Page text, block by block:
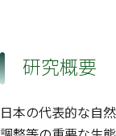
研究概要
日本の代表的な自